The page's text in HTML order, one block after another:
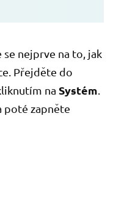
se nejprve na to, jak
Přejděte do
na Systém
poté zapněte